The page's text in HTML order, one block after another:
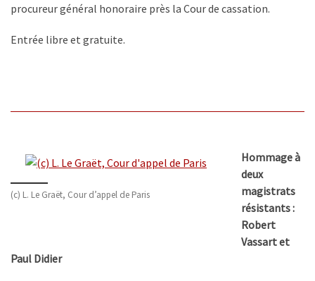
procureur général honoraire près la Cour de cassation.
Entrée libre et gratuite.
(c) L. Le Graët, Cour d’appel de Paris
Hommage à
deux
magistrats
résistants :
Robert
Vassart et
Paul Didier